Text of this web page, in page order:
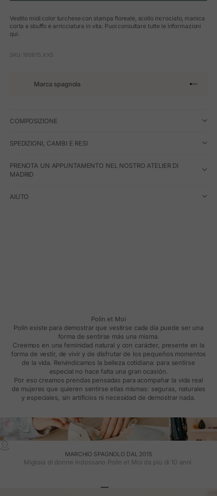
Vestito midi color turchese con stampa floreale, scollo incrociato, manica
corta a sbuffo e arricciatura in vita. Puoi consultare tutte le informazioni
qui.
SKU: 190875.XXS
Marca spagnola Vai
Vai
Vai
Vai
COMPOSIZIONE
SPEDIZIONI, CAMBI E RESI
PRENOTA UN APPUNTAMENTO NEL NOSTRO ATELIER DI
MADRID
AIUTO
Polín et Moi
Polín existe para demostrar que vestirse cada día puede ser una
forma de sentirse más una misma.
Creemos en una feminidad natural y con carácter, presente en la
forma de vestir, de vivir y de disfrutar de los pequeños momentos
de la vida. Reivindicamos la belleza cotidiana: para sentirse
especial no hace falta una gran ocasión.
Por eso creamos prendas pensadas para acompañar la vida real
de mujeres que quieren sentirse ellas mismas: seguras, naturales
y especiales, sin artificios ni necesidad de demostrar nada.
MARCHIO SPAGNOLO DAL 2015
Migliaia di donne indossano Polin et Moi da più di 10 anni.